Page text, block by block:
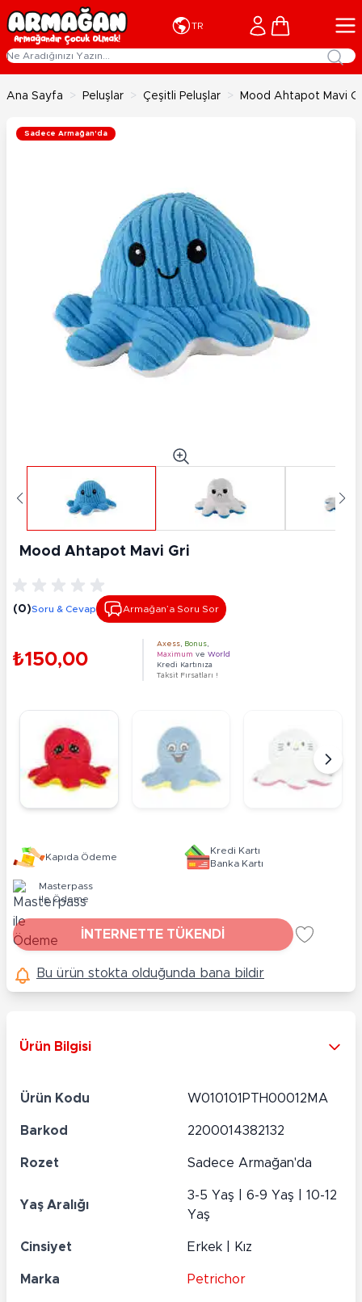
İçeriğe geç
TR Cart
Ana Sayfa > Peluşlar > Çeşitli Peluşlar > Mood Ahtapot Mavi
Sadece Armağan'da
Mood Ahtapot Mavi Gri
(0)Soru & Cevap Armağan’a Soru Sor
₺150,00
Axess Bonus
Maximum ve World
Kredi Kartınıza
Taksit Fırsatları !
Kapıda Ödeme
Kredi Kartı
Banka Kartı
Masterpass
ile Ödeme
İNTERNETTE TÜKENDİ
Bu ürün stokta olduğunda bana bildir
Ürün Bilgisi
Ürün Kodu W010101PTH00012MA
Barkod 2200014382132
Rozet Sadece Armağan'da
Yaş Aralığı
3-5 Yaş | 6-9 Yaş | 10-12
Yaş
Cinsiyet Erkek | Kız
Marka Petrichor